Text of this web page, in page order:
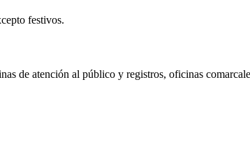
festivos.
de atención al público y registros, oficinas